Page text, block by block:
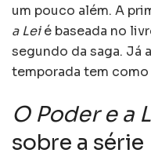
um pouco além. A
a Leié baseada no
segundo da saga. Já
temporada tem como
O Poder e a
sobre a série